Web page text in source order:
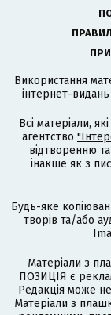
Використання
інтернет-
Всі матеріали,
агентство
відтворенню
інакше як з
Будь-яке
творів та/або
Матеріали з
ПОЗИЦІЯ є
Редакція може
Матеріали з